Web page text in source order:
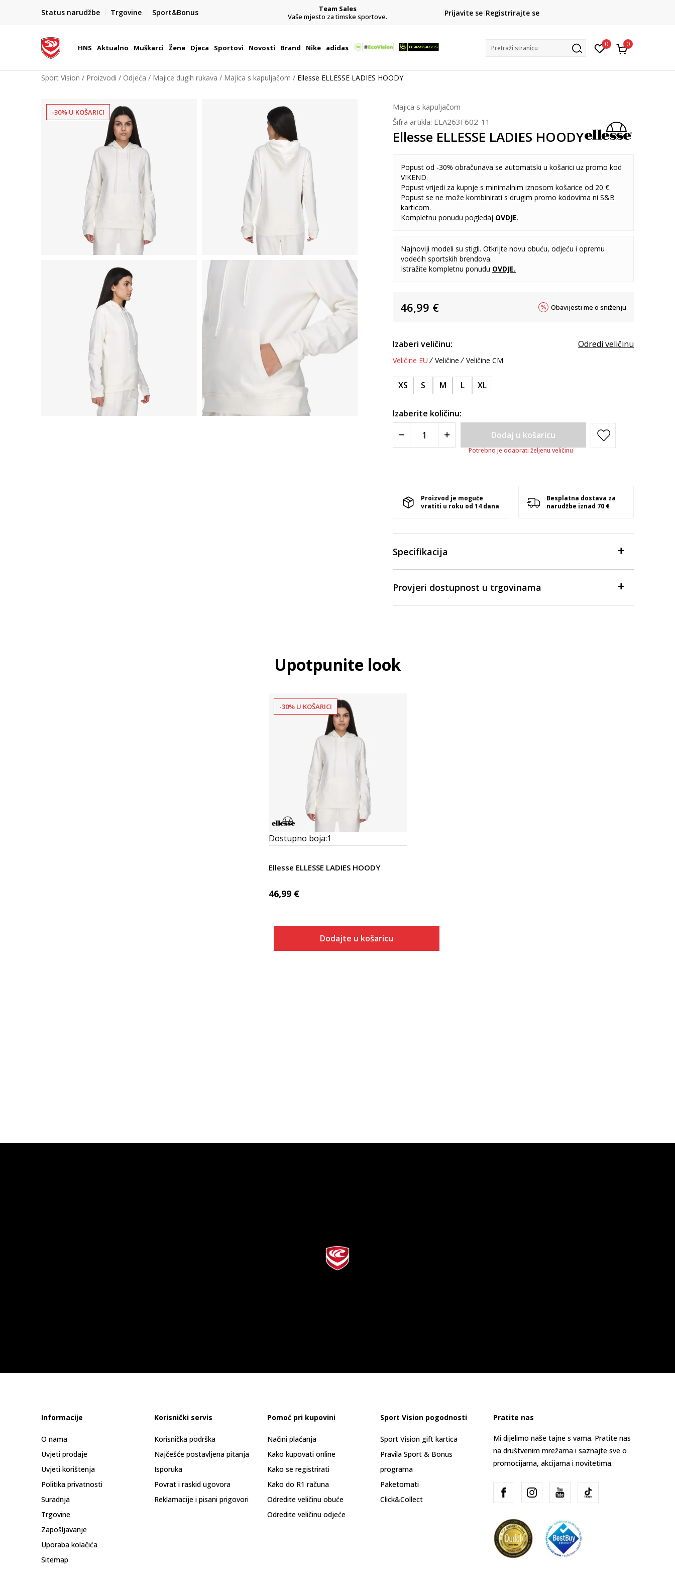
Status narudžbe Trgovine Sport&Bonus
BOX NOW
Dostava 1,50 €
| Više od 800 paketomata u Hrvatskoj
Team Sales
Vaše mjesto za timske sportove.
CLICK& COLLECT
besplatno preuzimanje u trgovini
Prijavite se Registrirajte se
HNS Aktualno Muškarci Žene Djeca Sportovi Novosti Brand Nike adidas Pretraži stranicu 0 0
Sport Vision Proizvodi Odjeća Majice dugih rukava Majica s kapuljačom Ellesse ELLESSE LADIES HOODY
-30% U KOŠARICI
Majica s kapuljačom
Šifra artikla: ELA263F602-11
Ellesse ELLESSE LADIES HOODY
Popust od -30% obračunava se automatski u košarici uz promo kod
VIKEND.
Popust vrijedi za kupnje s minimalnim iznosom košarice od 20 €.
Popust se ne može kombinirati s drugim promo kodovima ni S&B
karticom.
Kompletnu ponudu pogledaj OVDJE.
Najnoviji modeli su stigli. Otkrijte novu obuću, odjeću i opremu
vodećih sportskih brendova.
Istražite kompletnu ponudu OVDJE.
46,99 € Obavijesti me o sniženju
Izaberi veličinu: Odredi veličinu
Veličine EU Veličine Veličine CM
XS S M L XL
Izaberite količinu:
Dodaj u košaricu
Potrebno je odabrati željenu veličinu
Proizvod je moguće
vratiti u roku od 14 dana
Besplatna dostava za
narudžbe iznad 70 €
Specifikacija
Provjeri dostupnost u trgovinama
Upotpunite look
-30% U KOŠARICI
Dostupno boja:1
Ellesse ELLESSE LADIES HOODY
46,99 €
Dodajte u košaricu
Informacije
O nama
Uvjeti prodaje
Uvjeti korištenja
Politika privatnosti
Suradnja
Trgovine
Zapošljavanje
Uporaba kolačića
Sitemap
Korisnički servis
Korisnička podrška
Najčešće postavljena pitanja
Isporuka
Povrat i raskid ugovora
Reklamacije i pisani prigovori
Pomoć pri kupovini
Načini plaćanja
Kako kupovati online
Kako se registrirati
Kako do R1 računa
Odredite veličinu obuće
Odredite veličinu odjeće
Sport Vision pogodnosti
Sport Vision gift kartica
Pravila Sport & Bonus
programa
Paketomati
Click&Collect
Pratite nas
Mi dijelimo naše tajne s vama. Pratite nas
na društvenim mrežama i saznajte sve o
promocijama, akcijama i novitetima.